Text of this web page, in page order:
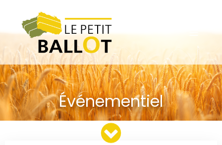
Événementiel